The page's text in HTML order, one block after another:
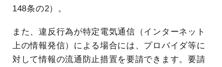
148条の2）。
また、違反行為が特定電気通信（インターネット
上の情報発信）による場合には、プロバイダ等に
対して情報の流通防止措置を要請できます。要請